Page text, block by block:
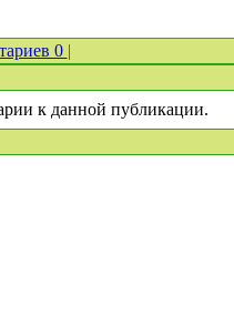
0 |
к данной публикации.